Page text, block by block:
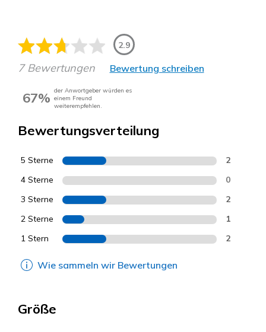
2.9
7 Bewertungen Bewertung schreiben
67% der Anwortgeber würden es
einem Freund
weiterempfehlen.
Bewertungsverteilung
5 Sterne 2
4 Sterne 0
3 Sterne 2
2 Sterne 1
1 Stern 2
Wie sammeln wir Bewertungen
Größe